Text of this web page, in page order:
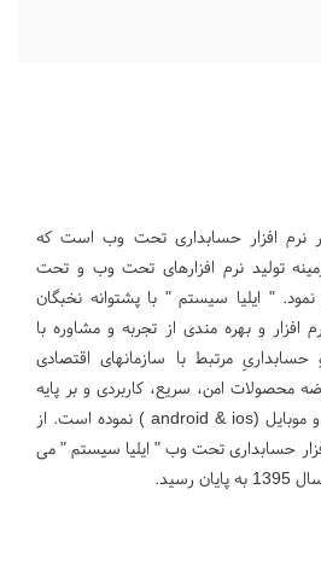
نرم افزار حسابداری تحت وب است که
تولید نرم افزارهای تحت وب و تحت
در سال 1383 آغاز نمود. " ایلیا سیستم " با پشتوانه نخبگان
و بهره مندی از تجربه و مشاوره با
مرتبط با سازمانهای اقتصادی
محصولات امن، سریع، کاربردی و بر پایه
اصول حرفه ای بر بستر وب و موبایل (android & ios ) نموده است. از
افزار حسابداری تحت وب " ایلیا سیستم " می